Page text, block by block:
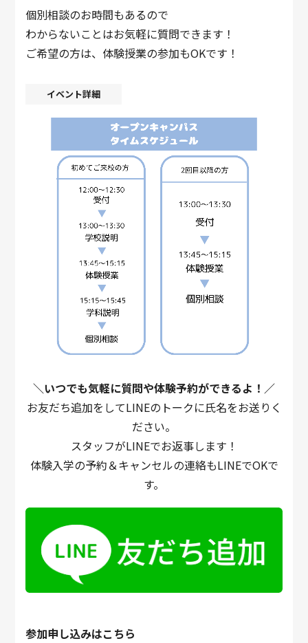
個別相談のお時間もあるので
わからないことはお気軽に質問できます！
ご希望の方は、体験授業の参加もOKです！
イベント詳細
＼いつでも気軽に質問や体験予約ができるよ！／
お友だち追加をしてLINEのトークに氏名をお送りく
ださい。
スタッフがLINEでお返事します！
体験入学の予約＆キャンセルの連絡もLINEでOKで
す。
参加申し込みはこちら